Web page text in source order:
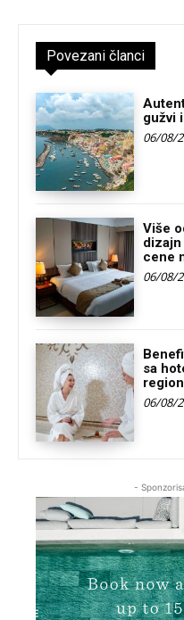
Povezani članci
gužvi
06/08/
Više
cene
06/08/
sa
06/08/
-